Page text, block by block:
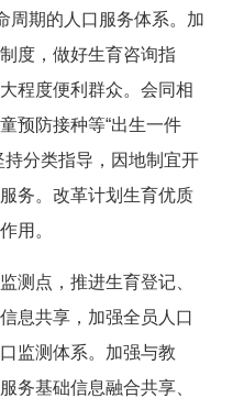
周期的人口服务体系。加
度，做好生育咨询指
程度便利群众。会同相
预防接种等“出生一件
分类指导，因地制宜开
务。改革计划生育优质
用。
测点，推进生育登记、
息共享，加强全员人口
监测体系。加强与教
务基础信息融合共享、